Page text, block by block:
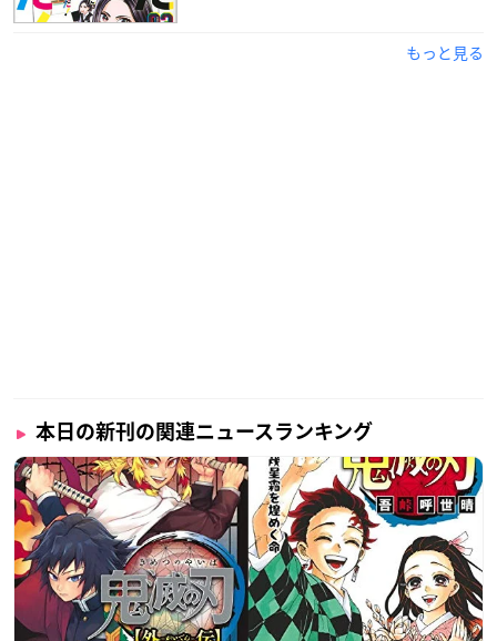
もっと見る
本日の新刊の関連ニュースランキング